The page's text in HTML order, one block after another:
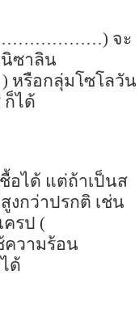
จะ
ซาลิน
หรือกลุ่มโซโลวัน
ก็ได้
อได้ แต่ถ้าเป็นส
งกว่าปรกติ เช่น
รป (
ความร้อน
ด้